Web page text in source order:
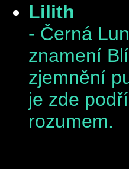
Lilith
- Černá
znamení
zjemnění
je zde
rozumem.